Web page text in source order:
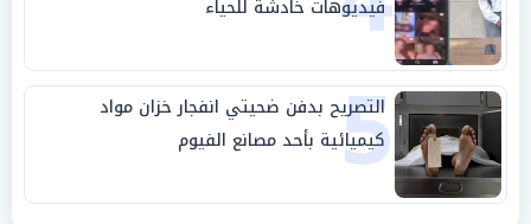
فيديوهات خادشة للحياء
5
التصريح بدفن ضحيتي انفجار خزان مواد
كيميائية بأحد مصانع الفيوم